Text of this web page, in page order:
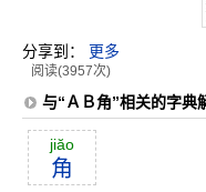
分享到： 更多
阅读(3957次)
与“ＡＢ角”相关的字典
jiăo
角